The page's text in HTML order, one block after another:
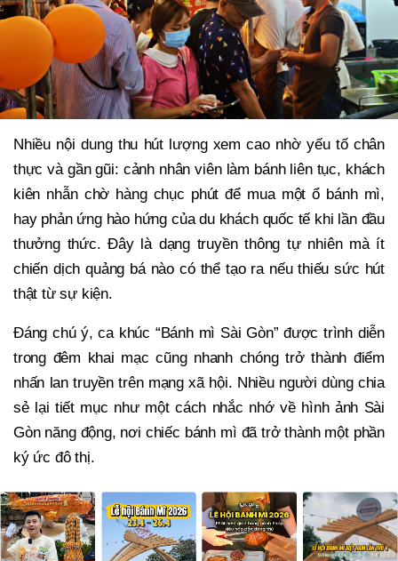
Nhiều nội dung thu hút lượng xem cao nhờ yếu tố chân
thực và gần gũi: cảnh nhân viên làm bánh liên tục, khách
kiên nhẫn chờ hàng chục phút để mua một ổ bánh mì,
hay phản ứng hào hứng của du khách quốc tế khi lần đầu
thưởng thức. Đây là dạng truyền thông tự nhiên mà ít
chiến dịch quảng bá nào có thể tạo ra nếu thiếu sức hút
thật từ sự kiện.
Đáng chú ý, ca khúc “Bánh mì Sài Gòn” được trình diễn
trong đêm khai mạc cũng nhanh chóng trở thành điểm
nhấn lan truyền trên mạng xã hội. Nhiều người dùng chia
sẻ lại tiết mục như một cách nhắc nhớ về hình ảnh Sài
Gòn năng động, nơi chiếc bánh mì đã trở thành một phần
ký ức đô thị.